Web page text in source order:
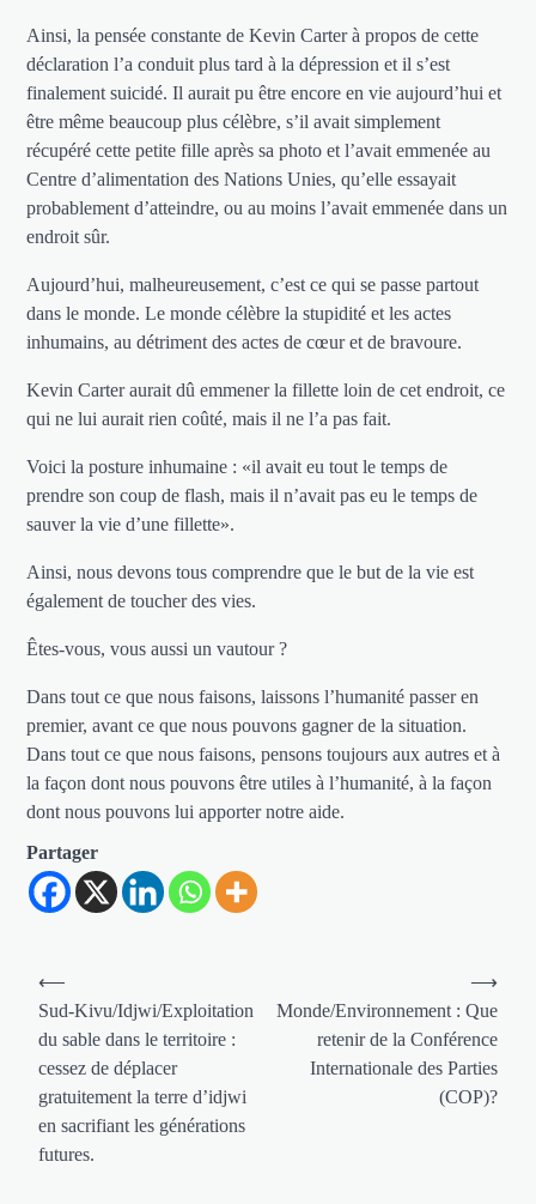
Ainsi, la pensée constante de Kevin Carter à propos de cette
déclaration l’a conduit plus tard à la dépression et il s’est
finalement suicidé. Il aurait pu être encore en vie aujourd’hui et
être même beaucoup plus célèbre, s’il avait simplement
récupéré cette petite fille après sa photo et l’avait emmenée au
Centre d’alimentation des Nations Unies, qu’elle essayait
probablement d’atteindre, ou au moins l’avait emmenée dans un
endroit sûr.
Aujourd’hui, malheureusement, c’est ce qui se passe partout
dans le monde. Le monde célèbre la stupidité et les actes
inhumains, au détriment des actes de cœur et de bravoure.
Kevin Carter aurait dû emmener la fillette loin de cet endroit, ce
qui ne lui aurait rien coûté, mais il ne l’a pas fait.
Voici la posture inhumaine : «il avait eu tout le temps de
prendre son coup de flash, mais il n’avait pas eu le temps de
sauver la vie d’une fillette».
Ainsi, nous devons tous comprendre que le but de la vie est
également de toucher des vies.
Êtes-vous, vous aussi un vautour ?
Dans tout ce que nous faisons, laissons l’humanité passer en
premier, avant ce que nous pouvons gagner de la situation.
Dans tout ce que nous faisons, pensons toujours aux autres et à
la façon dont nous pouvons être utiles à l’humanité, à la façon
dont nous pouvons lui apporter notre aide.
Partager
Navigation
de
l’article
⟵
Sud-Kivu/Idjwi/Exploitation
du sable dans le territoire :
cessez de déplacer
gratuitement la terre d’idjwi
en sacrifiant les générations
futures.
Monde/Environnement : Que
retenir de la Conférence
Internationale des Parties
(COP)?
⟶